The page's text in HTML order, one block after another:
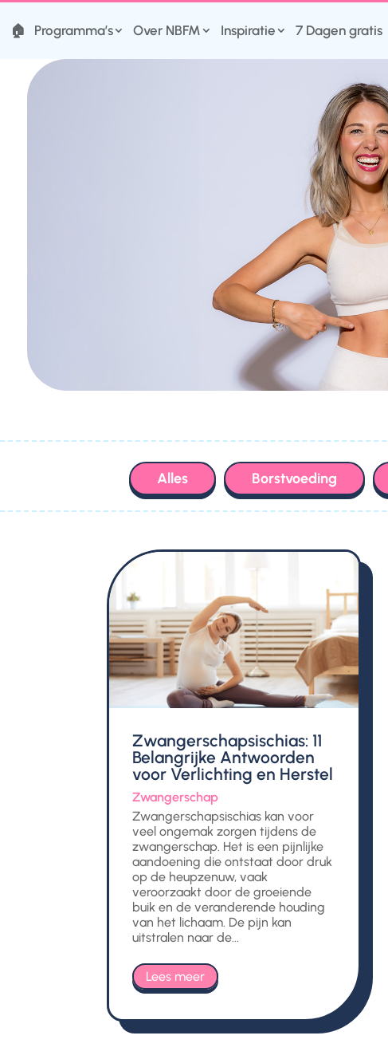
🏠 Programma’s Over NBFM Inspiratie 7 Dagen gratis
Alles Borstvoeding
Zwangerschapsischias: 11
Belangrijke Antwoorden
voor Verlichting en Herstel
Zwangerschap
Zwangerschapsischias kan voor
veel ongemak zorgen tijdens de
zwangerschap. Het is een pijnlijke
aandoening die ontstaat door druk
op de heupzenuw, vaak
veroorzaakt door de groeiende
buik en de veranderende houding
van het lichaam. De pijn kan
uitstralen naar de...
Lees meer